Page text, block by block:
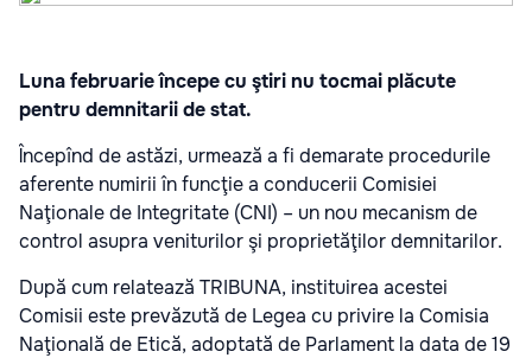
Luna februarie începe cu ştiri nu tocmai plăcute
pentru demnitarii de stat.
Începînd de astăzi, urmează a fi demarate procedurile
aferente numirii în funcţie a conducerii Comisiei
Naţionale de Integritate (CNI) – un nou mecanism de
control asupra veniturilor şi proprietăţilor demnitarilor.
După cum relatează TRIBUNA, instituirea acestei
Comisii este prevăzută de Legea cu privire la Comisia
Naţională de Etică, adoptată de Parlament la data de 19